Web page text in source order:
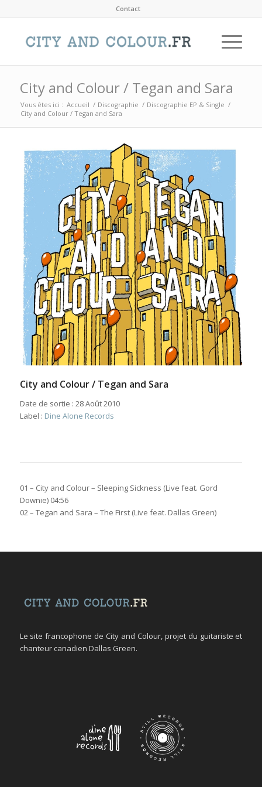
Contact
City and Colour / Tegan and Sara
Vous êtes ici : Accueil / Discographie / Discographie EP & Single /
City and Colour / Tegan and Sara
City and Colour / Tegan and Sara
Date de sortie : 28 Août 2010
Label : Dine Alone Records
01 – City and Colour – Sleeping Sickness (Live feat. Gord
Downie) 04:56
02 – Tegan and Sara – The First (Live feat. Dallas Green)
Le site francophone de City and Colour, projet du guitariste et
chanteur canadien Dallas Green.